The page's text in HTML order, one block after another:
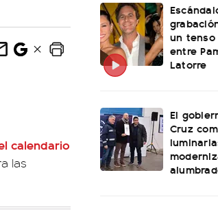
calendario
las
un
entre
Latorre
El
Cruz